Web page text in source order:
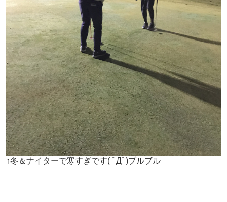
↑冬＆ナイターで寒すぎです( ﾟДﾟ)ブルブル